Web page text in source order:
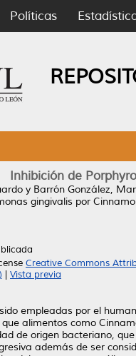
Políticas
Inhibición de
y Barrón González,
gingivalis por
Creative Commons
Vista previa
empleadas por el
alimentos como
de origen bacteriano,
además de ser